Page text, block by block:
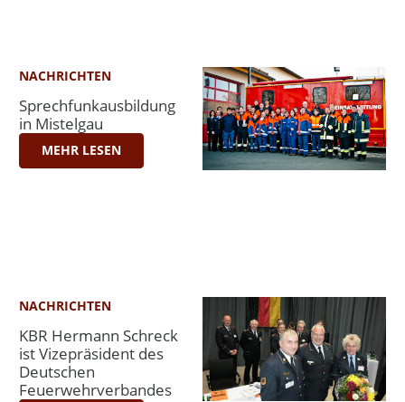
NACHRICHTEN
Sprechfunkausbildung
in Mistelgau
MEHR LESEN
NACHRICHTEN
KBR Hermann Schreck
ist Vizepräsident des
Deutschen
Feuerwehrverbandes